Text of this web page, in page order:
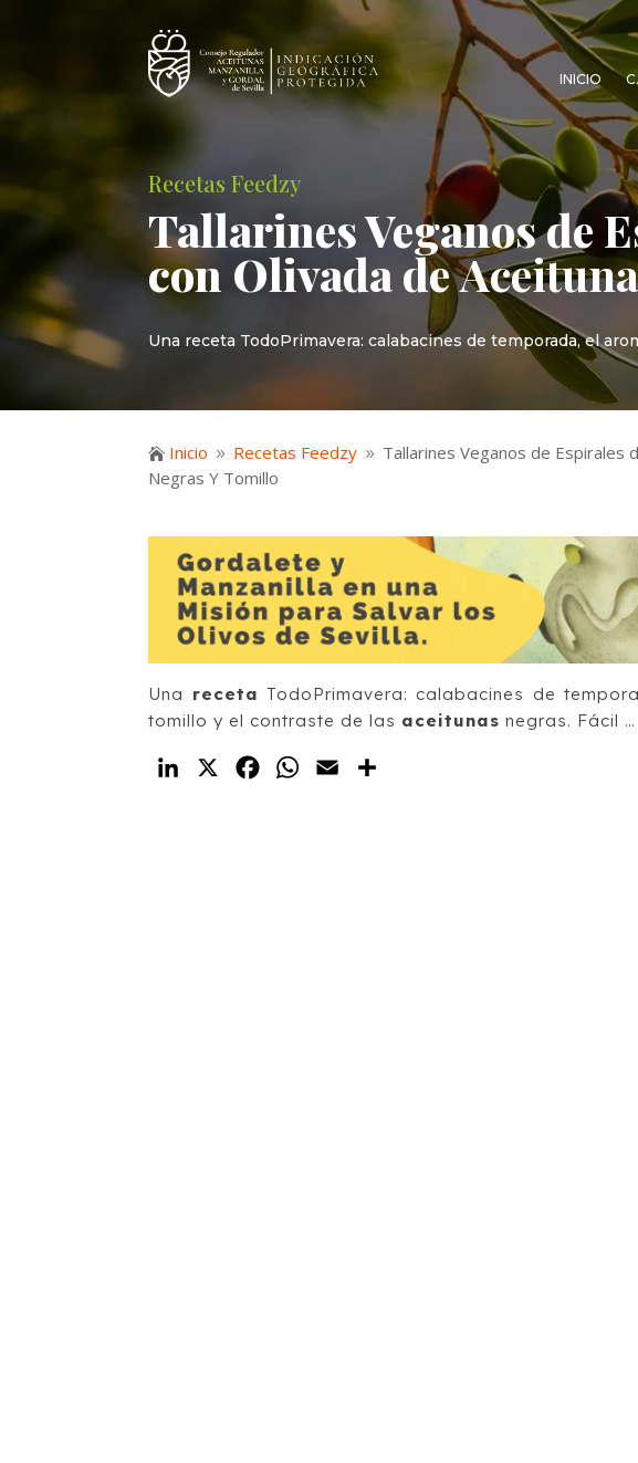
INICIO
Recetas Feedzy
Tallarines Veganos de
con Olivada de
Una receta TodoPrimavera: calabacines de temporada, el
 Inicio 9 Recetas Feedzy 9 Tallarines Veganos de Espirales
Negras Y Tomillo
Una receta TodoPrimavera: calabacines de
tomillo y el contraste de las aceitunas negras. Fácil …
LinkedIn
X FacebookWhatsApp
Email